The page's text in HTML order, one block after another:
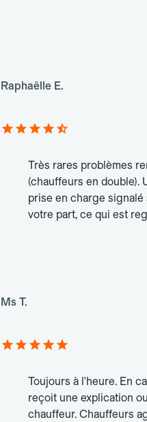
Raphaëlle E.
Très rares problèmes
(chauffeurs en double).
prise en charge signalé
votre part, ce qui est
Ms T.
Toujours à l'heure. En
reçoit une explication
chauffeur. Chauffeurs